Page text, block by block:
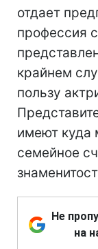
отдает
профессия
крайнем
пользу
имеют куда
семейное
Не
на